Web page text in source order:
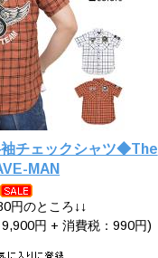
チェックシャツ◆The
MAN
円のところ↓↓
円 + 消費税：990円)